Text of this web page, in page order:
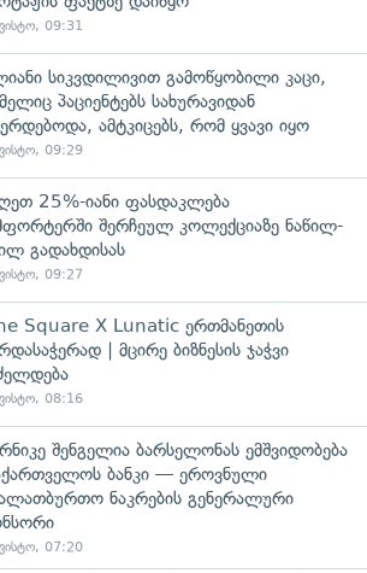
09:31
სიკვდილივით გამოწყობილი კაცი,
პაციენტებს სახურავიდან
ამტკიცებს, რომ ყვავი იყო
09:29
25%-იანი ფასდაკლება
შერჩეულ კოლექციაზე ნაწილ-
გადახდისას
09:27
Square X Lunatic ერთმანეთის
| მცირე ბიზნესის ჯაჭვი
08:16
შენგელია ბარსელონას ემშვიდობება
ბანკი — ეროვნული
ნაკრების გენერალური
07:20